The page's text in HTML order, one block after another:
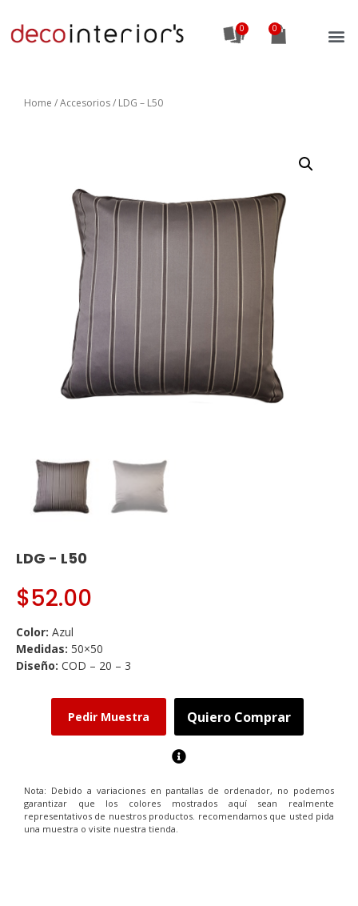
0
Home /Accesorios/ LDG – L50
LDG - L50
$52.00
Color: Azul
Medidas: 50×50
Diseño: COD – 20 – 3
Pedir Muestra Quiero Comprar
Nota: Debido a variaciones en pantallas de ordenador, no podemos
garantizar que los colores mostrados aquí sean realmente
representativos de nuestros productos. recomendamos que usted pida
una muestra o visite nuestra tienda.